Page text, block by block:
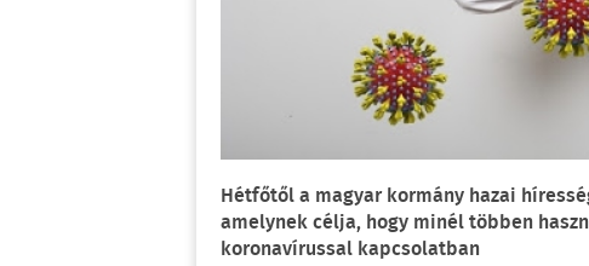
Hétfőtől a magyar kormány hazai
amelynek célja, hogy minél többen
koronavírussal kapcsolatban